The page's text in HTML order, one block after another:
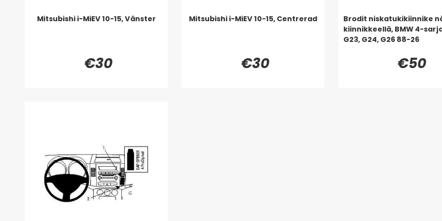
Mitsubishi i-MiEV 10-15, Vänster
€30
Mitsubishi i-MiEV 10-15, Centrerad
€30
Brodit niskatukikiinnike
kiinnikkeellä, BMW 4-
G23, G24, G26 88-26
€50